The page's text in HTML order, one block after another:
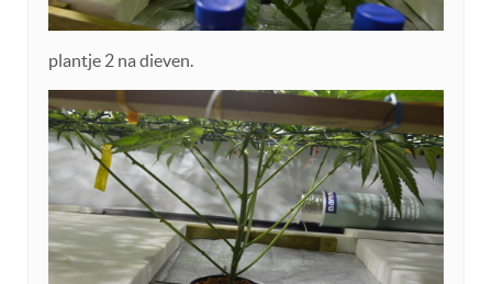
plantje 2 na dieven.